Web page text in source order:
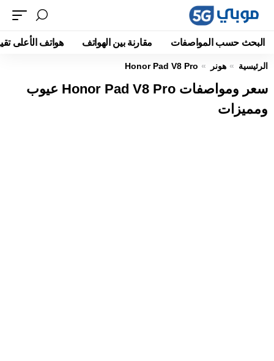
البحث حسب المواصفات مقارنة بين الهواتف هواتف الأعلى
الرئيسية هونر Honor Pad V8 Pro
سعر ومواصفات Honor Pad V8 Pro عيوب
ومميزات